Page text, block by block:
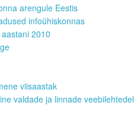
arengule Eestis
infoühiskonnas
2010
viisaastak
valdade ja linnade veebilehtedel